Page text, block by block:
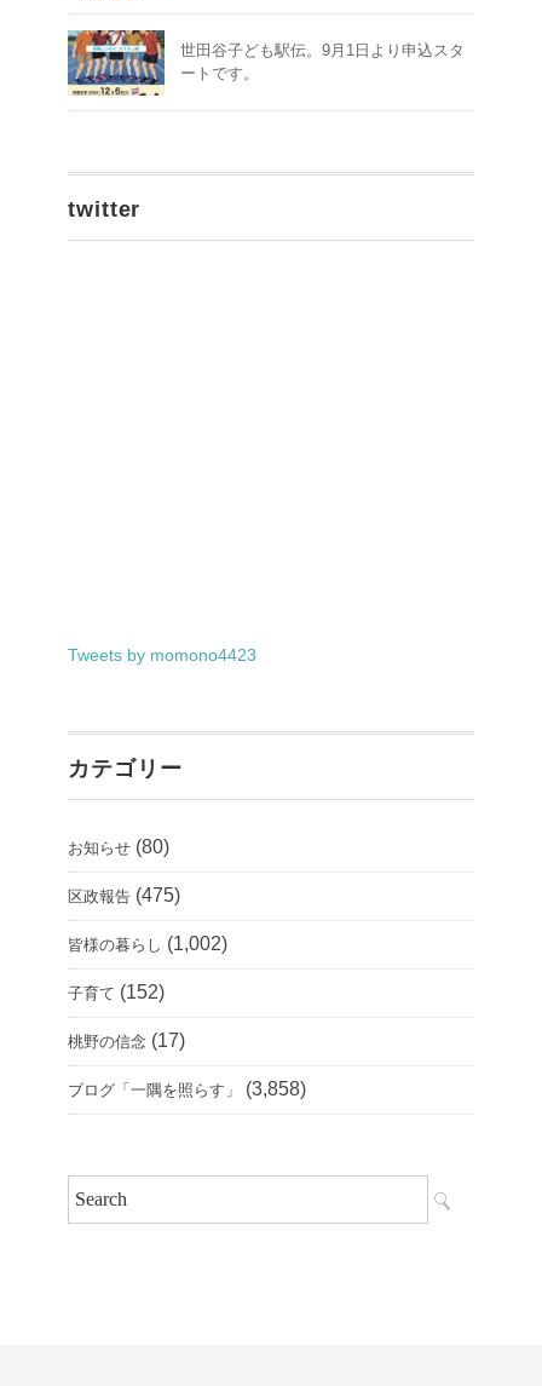
世田谷子ども駅伝。9月1日より申込スタ
ートです。
twitter
Tweets by momono4423
カテゴリー
お知らせ (80)
区政報告 (475)
皆様の暮らし (1,002)
子育て (152)
桃野の信念 (17)
ブログ「一隅を照らす」 (3,858)